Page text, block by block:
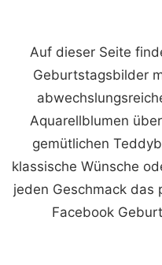
Auf dieser Seite
Geburtstagsbilder
Aquarellblumen
gemütlichen
klassische Wünsche
jeden Geschmack das
Facebook